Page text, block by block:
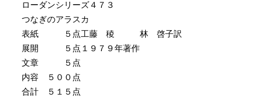
ローダンシリーズ４７３
つなぎのアラスカ
表紙 ５点工藤 稜 林 啓子訳
展開 ５点１９７９年著作
文章 ５点
内容 ５００点
合計 ５１５点